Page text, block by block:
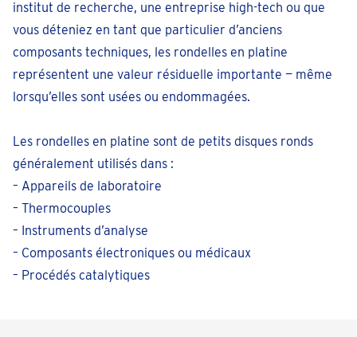
Geraardsbergen
Grotestraat 56
Fermé• vendredi pour 09:30
téléphoner 054-895108
Prendre un rendez-vous
institut de recherche, une entreprise high-tech ou que
vous déteniez en tant que particulier d’anciens
composants techniques, les rondelles en platine
représentent une valeur résiduelle importante — même
lorsqu’elles sont usées ou endommagées.
Les rondelles en platine sont de petits disques ronds
généralement utilisés dans :
– Appareils de laboratoire
– Thermocouples
– Instruments d’analyse
– Composants électroniques ou médicaux
– Procédés catalytiques